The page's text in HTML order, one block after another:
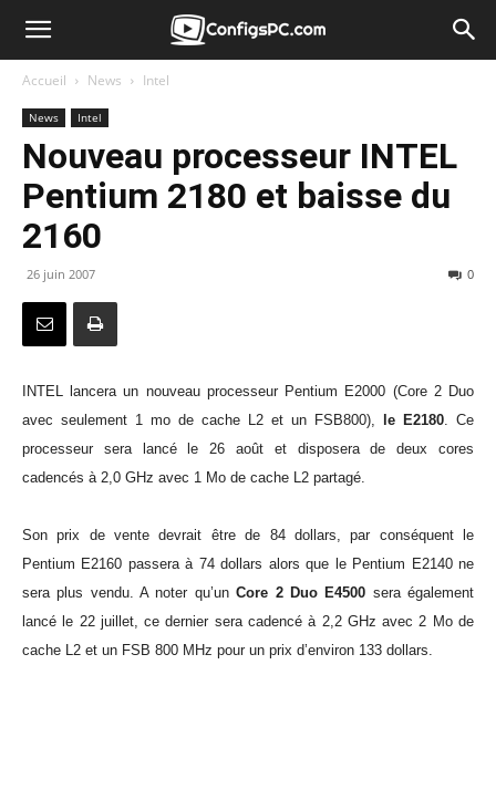
Accueil News Intel
News Intel
Nouveau processeur INTEL
Pentium 2180 et baisse du
2160
26 juin 2007 0
INTEL lancera un nouveau processeur Pentium E2000 (Core 2 Duo
avec seulement 1 mo de cache L2 et un FSB800), le E2180. Ce
processeur sera lancé le 26 août et disposera de deux cores
cadencés à 2,0 GHz avec 1 Mo de cache L2 partagé.
Son prix de vente devrait être de 84 dollars, par conséquent le
Pentium E2160 passera à 74 dollars alors que le Pentium E2140 ne
sera plus vendu. A noter qu’unCore 2 Duo E4500 sera également
lancé le 22 juillet, ce dernier sera cadencé à 2,2 GHz avec 2 Mo de
cache L2 et un FSB 800 MHz pour un prix d’environ 133 dollars.